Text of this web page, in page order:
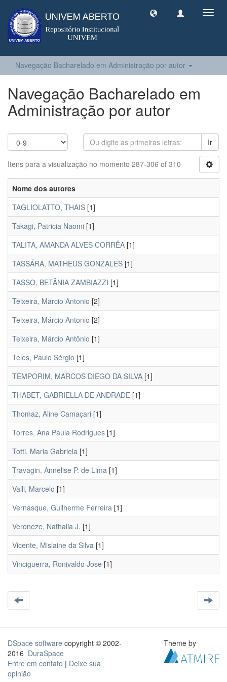
Navegação Bacharelado em Administração por autor
Navegação Bacharelado em
Administração por autor
Ir
Itens para a visualização no momento 287-306 of 310
Nome dos autores
TAGLIOLATTO, THAIS [1]
Takagi, Patricia Naomi [1]
TALITA, AMANDA ALVES CORRÊA [1]
TASSÁRA, MATHEUS GONZALES [1]
TASSO, BETÂNIA ZAMBIAZZI [1]
Teixeira, Marcio Antonio [2]
Teixeira, Márcio Antonio [2]
Teixeira, Márcio Antônio [1]
Teles, Paulo Sérgio [1]
TEMPORIM, MARCOS DIEGO DA SILVA [1]
THABET, GABRIELLA DE ANDRADE [1]
Thomaz, Aline Camaçari [1]
Torres, Ana Paula Rodrigues [1]
Totti, Maria Gabriela [1]
Travagin, Annelise P. de Lima [1]
Valli, Marcelo [1]
Vernasque, Guilherme Ferreira [1]
Veroneze, Nathalia J. [1]
Vicente, Mislaine da Silva [1]
Vinciguerra, Ronivaldo Jose [1]
DSpace software copyright © 2002-
2016 DuraSpace
Entre em contato | Deixe sua
opinião
Theme by